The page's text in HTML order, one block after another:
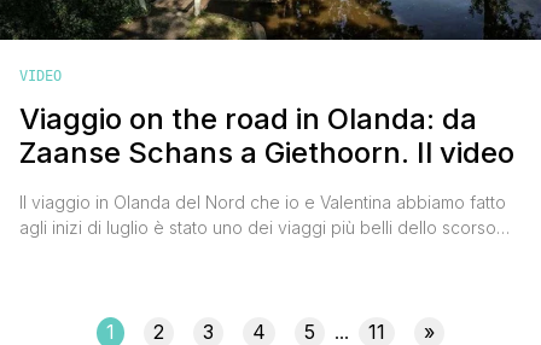
VIDEO
Viaggio on the road in Olanda: da
Zaanse Schans a Giethoorn. Il video
Il viaggio in Olanda del Nord che io e Valentina abbiamo fatto
agli inizi di luglio è stato uno dei viaggi più belli dello scorso
mercato [']1 2 3 4 5 ... 11 »